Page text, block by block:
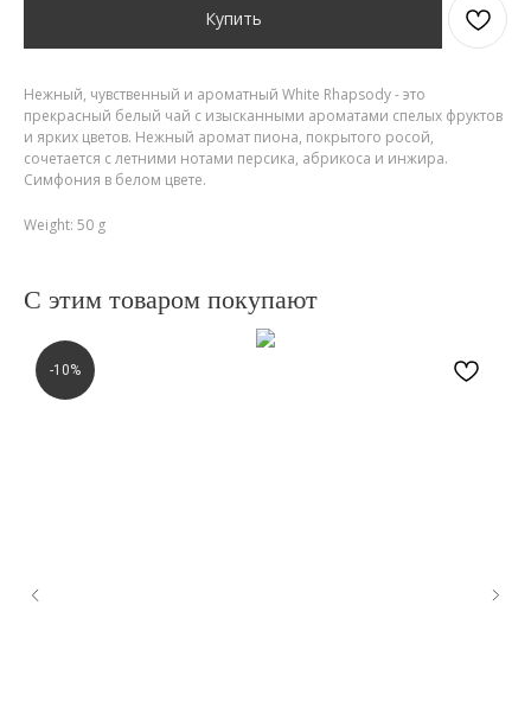
Купить
Нежный, чувственный и ароматный White Rhapsody - это
прекрасный белый чай с изысканными ароматами спелых фруктов
и ярких цветов. Нежный аромат пиона, покрытого росой,
сочетается с летними нотами персика, абрикоса и инжира.
Симфония в белом цвете.
Weight: 50 g
С этим товаром покупают
-10%